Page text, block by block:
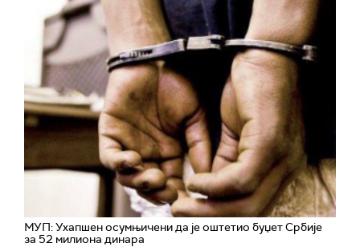
МУП: Ухапшен осумњичени да је оштетио буџет Србије
за 52 милиона динара